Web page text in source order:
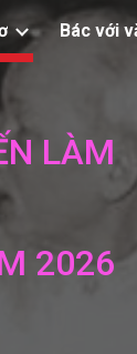
Bác với
LÀM
2026